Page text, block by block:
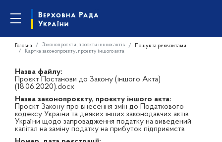
Головна Законопроєкти, проєкти інших актів
Пошук за реквізитами
Картка законопроєкту, проєкту іншого акта
Назва файлу:
Проєкт Постанови до Закону (іншого Акта)
(18.06.2020).docx
Назва законопроєкту, проєкту іншого акта:
Проєкт Закону про внесення змін до Податкового
кодексу України та деяких інших законодавчих актів
України щодо запровадження податку на виведений
капітал на заміну податку на прибуток підприємств